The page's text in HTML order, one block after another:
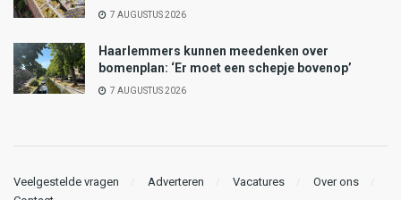
7 AUGUSTUS 2026
Haarlemmers kunnen meedenken over
bomenplan: ‘Er moet een schepje bovenop’
7 AUGUSTUS 2026
Veelgestelde vragen Adverteren Vacatures
Over ons